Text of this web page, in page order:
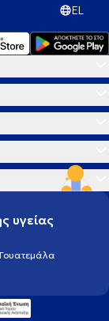
EL
υγείας